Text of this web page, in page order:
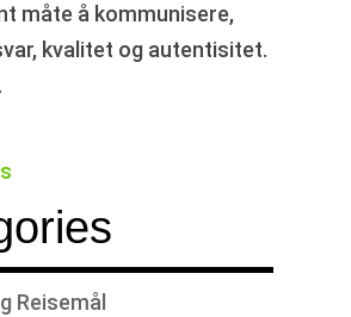
måte å kommunisere,
kvalitet og autentisitet.
Reisemål